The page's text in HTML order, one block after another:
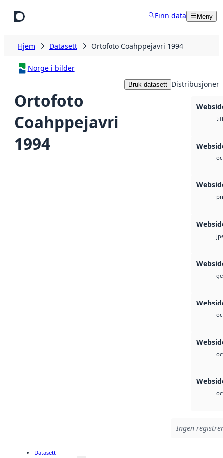
Finn data Meny
Hjem Datasett Ortofoto Coahppejavri 1994
Norge i bilder
Ortofoto
Coahppejavri
1994
Bruk datasett Distribusjoner
tiff
Ingen
Datasett